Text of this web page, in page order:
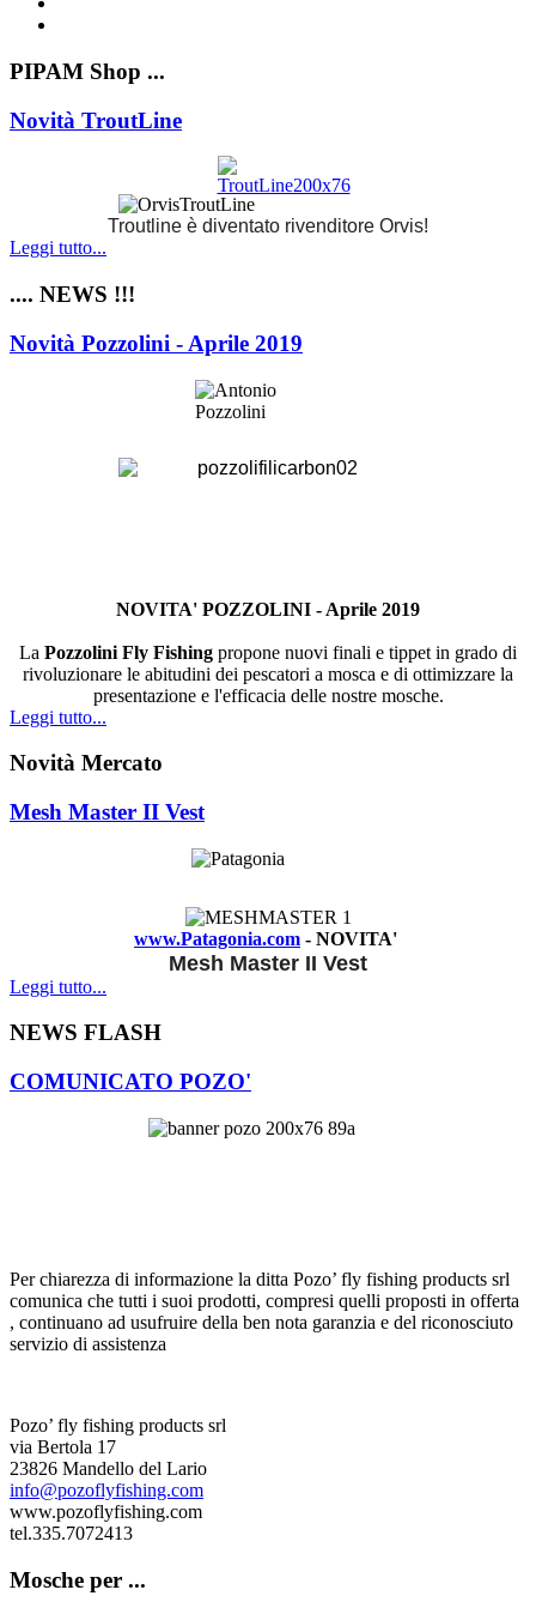
PIPAM Shop ...
Novità TroutLine
Troutline è diventato rivenditore Orvis!
Leggi tutto...
.... NEWS !!!
Novità Pozzolini - Aprile 2019
NOVITA' POZZOLINI - Aprile 2019
La Pozzolini Fly Fishing propone nuovi finali e tippet in grado di
rivoluzionare le abitudini dei pescatori a mosca e di ottimizzare la
presentazione e l'efficacia delle nostre mosche.
Leggi tutto...
Novità Mercato
Mesh Master II Vest
www.Patagonia.com - NOVITA'
Mesh Master II Vest
Leggi tutto...
NEWS FLASH
COMUNICATO POZO'
Per chiarezza di informazione la ditta Pozo’ fly fishing products srl
comunica che tutti i suoi prodotti, compresi quelli proposti in offerta
, continuano ad usufruire della ben nota garanzia e del riconosciuto
servizio di assistenza
Pozo’ fly fishing products srl
via Bertola 17
23826 Mandello del Lario
info@pozoflyfishing.com
www.pozoflyfishing.com
tel.335.7072413
Mosche per ...